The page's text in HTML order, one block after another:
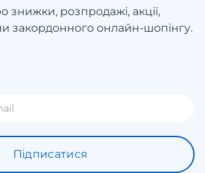
знижки, розпродажі, акції,
закордонного онлайн-шопінгу.
Підписатися